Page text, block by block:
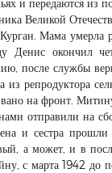
и передаются из
Великой
Мама
Денис окончил
после службы
репродуктора
на фронт.
отправили на
и сестра
а может, и в
с марта 1942 до